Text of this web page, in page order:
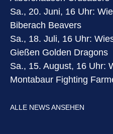
Sa., 20. Juni, 16 Uhr:
Biberach Beavers
Sa., 18. Juli, 16 Uhr:
Gießen Golden Dragons
Sa., 15. August, 16 Uhr:
Montabaur Fighting
ALLE NEWS ANSEHEN